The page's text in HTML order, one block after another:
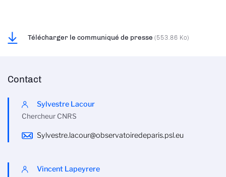
Télécharger le communiqué de presse (553.86 Ko)
Contact
Sylvestre Lacour
Chercheur CNRS
Sylvestre.lacour@observatoiredeparis.psl.eu
Vincent Lapeyrere